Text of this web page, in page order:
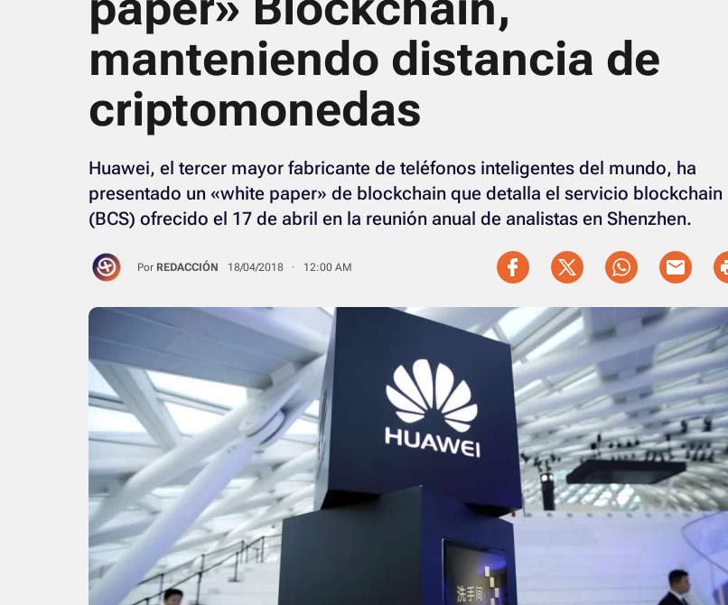
manteniendo distancia de
criptomonedas
Huawei, el tercer mayor fabricante de teléfonos inteligentes del mundo, ha
presentado un «white paper» de blockchain que detalla el servicio blockchain
(BCS) ofrecido el 17 de abril en la reunión anual de analistas en Shenzhen.
Por REDACCIÓN 18/04/2018 · 12:00 AM